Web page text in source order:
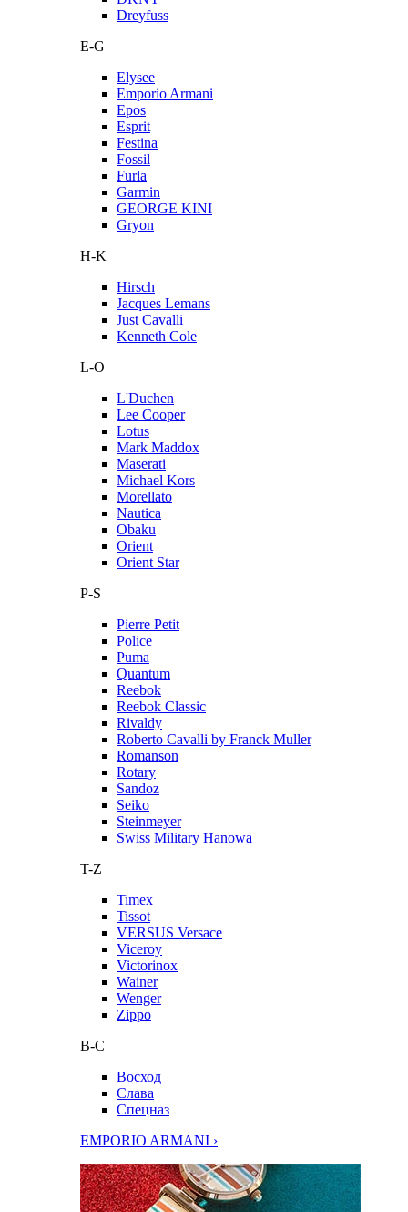
Dreyfuss
E-G
Elysee
Emporio Armani
Epos
Esprit
Festina
Fossil
Furla
Garmin
GEORGE KINI
Gryon
H-K
Hirsch
Jacques Lemans
Just Cavalli
Kenneth Cole
L-O
L'Duchen
Lee Cooper
Lotus
Mark Maddox
Maserati
Michael Kors
Morellato
Nautica
Obaku
Orient
Orient Star
P-S
Pierre Petit
Police
Puma
Quantum
Reebok
Reebok Classic
Rivaldy
Roberto Cavalli by Franck Muller
Romanson
Rotary
Sandoz
Seiko
Steinmeyer
Swiss Military Hanowa
T-Z
Timex
Tissot
VERSUS Versace
Viceroy
Victorinox
Wainer
Wenger
Zippo
В-С
Восход
Слава
Спецназ
EMPORIO ARMANI ›